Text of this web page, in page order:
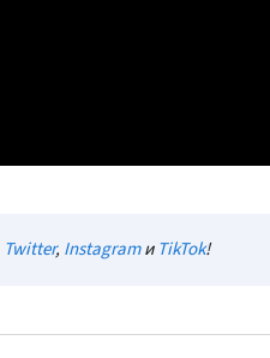
Twitter, InstagramиTikTok!